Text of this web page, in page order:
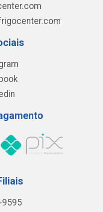
9595